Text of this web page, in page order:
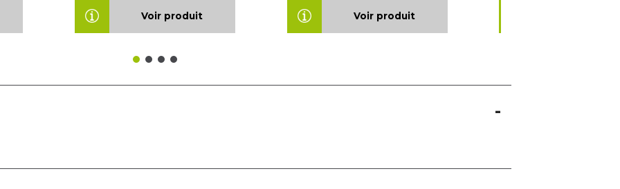
Voir produit Voir produit